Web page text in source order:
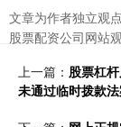
文章为作者独立观
股票配资公司网站
上一篇： 股票杠
未通过临时拨款